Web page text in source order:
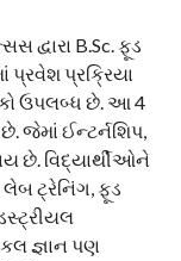
દ્વારા B.Sc. ફૂડ
પ્રવેશ પ્રક્રિયા
ઉપલબ્ધ છે. આ 4
જેમાં ઈન્ટર્નશિપ,
છે. વિદ્યાર્થીઓને
ટ્રેનિંગ, ફૂડ
જ્ઞાન પણ